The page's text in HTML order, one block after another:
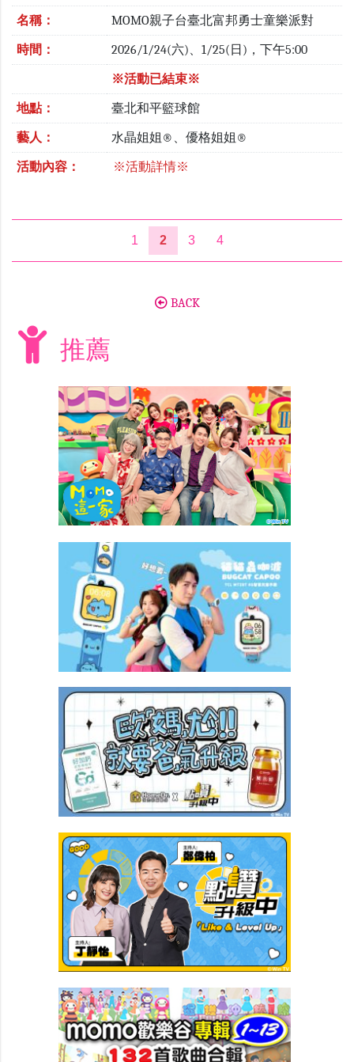
名稱： MOMO親子台臺北富邦勇士童樂派對
時間： 2026/1/24(六)、1/25(日)，下午5:00
※活動已結束※
地點： 臺北和平籃球館
藝人： 水晶姐姐®、優格姐姐®
活動內容： ※活動詳情※
1 2 3 4
BACK
推薦